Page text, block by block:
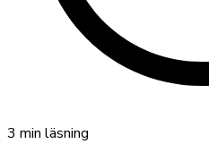
3 min läsning